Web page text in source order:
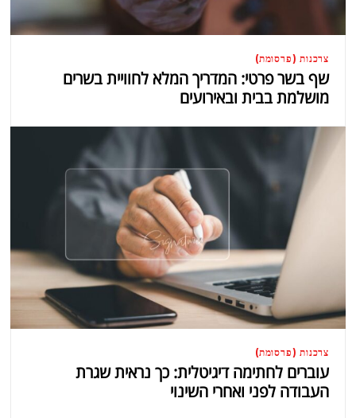
צרכנות (פרסומת)
שף בשר פרטי: המדריך המלא לחוויית בשרים
מושלמת בבית ובאירועים
צרכנות (פרסומת)
עוברים לחתימה דיגיטלית: כך נראית שגרת
העבודה לפני ואחרי השינוי